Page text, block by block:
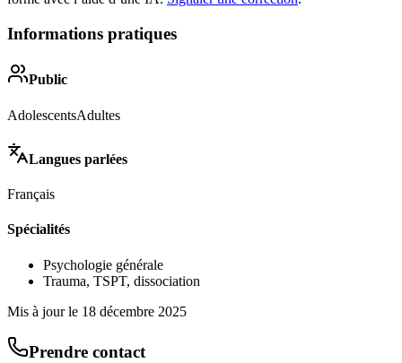
Informations pratiques
Public
AdolescentsAdultes
Langues parlées
Français
Spécialités
Psychologie générale
Trauma, TSPT, dissociation
Mis à jour le 18 décembre 2025
Prendre contact